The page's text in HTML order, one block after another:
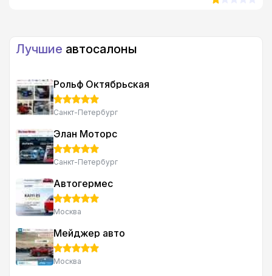
Лучшие автосалоны
Рольф Октябрьская
Санкт-Петербург
Элан Моторс
Санкт-Петербург
Автогермес
Москва
Мейджер авто
Москва